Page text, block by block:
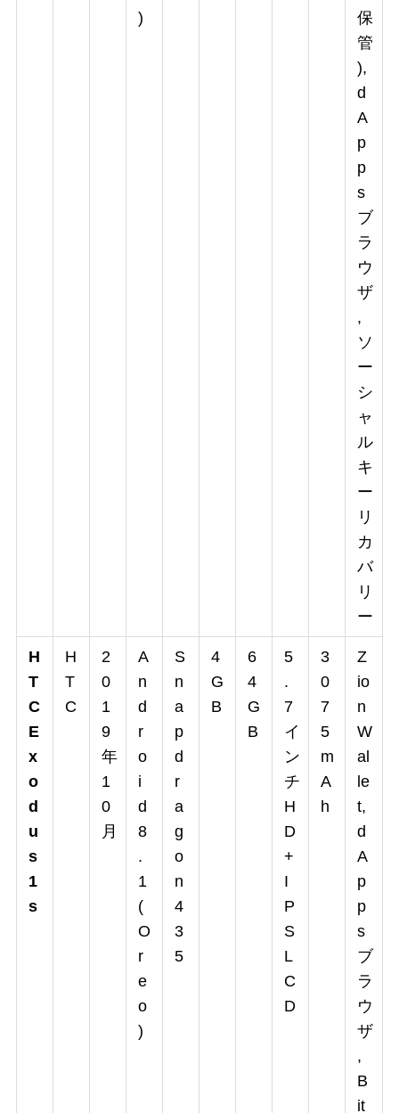
)
保
管
),
d
A
p
p
s
ブ
ラ
ウ
ザ
,
ソ
ー
シ
ャ
ル
キ
ー
リ
カ
バ
リ
ー
H
T
C
E
x
o
d
u
s
1
s
H
T
C
2
0
1
9
年
1
0
月
A
n
d
r
o
i
d
8
.
1
(
O
r
e
o
)
S
n
a
p
d
r
a
g
o
n
4
3
5
4
G
B
6
4
G
B
5
.
7
イ
ン
チ
H
D
+
I
P
S
L
C
D
3
0
7
5
m
A
h
Z
io
n
W
al
le
t,
d
A
p
p
s
ブ
ラ
ウ
ザ
,
B
it